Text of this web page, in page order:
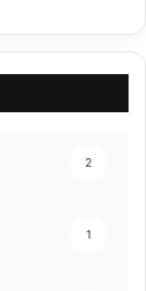
2
1